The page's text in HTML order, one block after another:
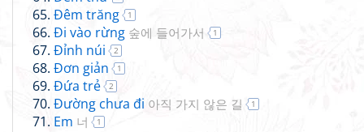
Đêm trăng 1
Đi vào rừng 숲에 들어가서 1
Đỉnh núi 2
Đơn giản 1
Đứa trẻ 2
Đường chưa đi 아직 가지 않은 길 1
Em 너 1